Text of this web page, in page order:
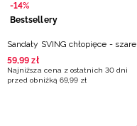
-14%
Bestsellery
Sandały SVING chłopięce - szare
59,99 zł
Najniższa cena z ostatnich 30 dni
przed obniżką 69,99 zł